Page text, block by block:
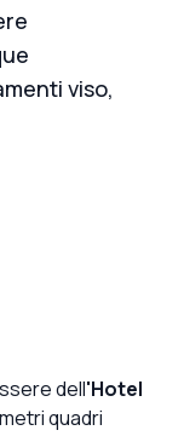
viso,
dell'Hotel
quadri